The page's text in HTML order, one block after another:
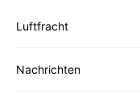
Luftfracht
Nachrichten